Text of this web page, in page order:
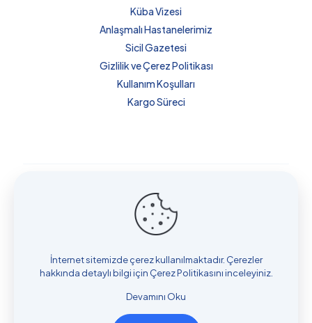
Küba Vizesi
Anlaşmalı Hastanelerimiz
Sicil Gazetesi
Gizlilik ve Çerez Politikası
Kullanım Koşulları
Kargo Süreci
Küba’da Sağlık ve Danışmanlık Hizmetleri bir
Sağlık Turizm Tic. Ltd. Şti.
Copyright © 2018 Küba'da Sağlık ve Danışmanlık
İnternet sitemizde çerez kullanılmaktadır. Çerezler
hakkında detaylı bilgi için Çerez Politikasınıinceleyiniz.
Devamını Oku